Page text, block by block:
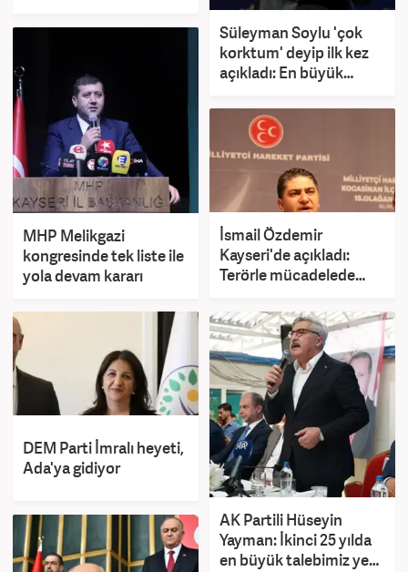
Süleyman Soylu 'çok
korktum' deyip ilk kez
açıkladı: En büyük
MHP Melikgazi
kongresinde tek liste ile
yola devam kararı
İsmail Özdemir
Kayseri'de açıkladı:
Terörle mücadelede
geliyor
DEM Parti İmralı heyeti,
Ada'ya gidiyor
AK Partili Hüseyin
Yayman: İkinci 25 yılda
en büyük talebimiz yeni